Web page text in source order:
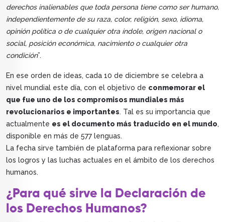
derechos inalienables que toda persona tiene como ser humano,
independientemente de su raza, color, religión, sexo, idioma,
opinión política o de cualquier otra índole, origen nacional o
social, posición económica, nacimiento o cualquier otra
condición”.
En ese orden de ideas, cada 10 de diciembre se celebra a
nivel mundial este día, con el objetivo de conmemorar el
que fue uno de los compromisos mundiales más
revolucionarios e importantes. Tal es su importancia que
actualmente es el documento más traducido en el mundo,
disponible en más de 577 lenguas.
La fecha sirve también de plataforma para reflexionar sobre
los logros y las luchas actuales en el ámbito de los derechos
humanos.
¿Para qué sirve la Declaración de
los Derechos Humanos?